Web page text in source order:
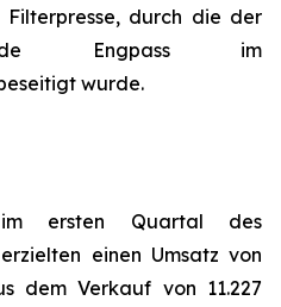
Filterpresse, durch die der
Engpass im
wurde.
ersten Quartal des
einen Umsatz von
dem Verkauf von 11.227